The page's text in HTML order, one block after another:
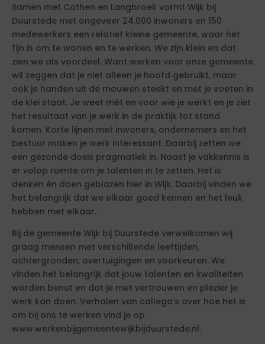
Samen met Cothen en Langbroek vormt Wijk bij
Duurstede met ongeveer 24.000 inwoners en 150
medewerkers een relatief kleine gemeente, waar het
fijn is om te wonen en te werken. We zijn klein en dat
zien we als voordeel. Want werken voor onze gemeente
wil zeggen dat je niet alleen je hoofd gebruikt, maar
ook je handen uit de mouwen steekt en met je voeten in
de klei staat. Je weet mét en voor wie je werkt en je ziet
het resultaat van je werk in de praktijk tot stand
komen. Korte lijnen met inwoners, ondernemers en het
bestuur maken je werk interessant. Daarbij zetten we
een gezonde dosis pragmatiek in. Naast je vakkennis is
er volop ruimte om je talenten in te zetten. Het is
denken én doen geblazen hier in Wijk. Daarbij vinden we
het belangrijk dat we elkaar goed kennen en het leuk
hebben met elkaar.
Bij de gemeente Wijk bij Duurstede verwelkomen wij
graag mensen met verschillende leeftijden,
achtergronden, overtuigingen en voorkeuren. We
vinden het belangrijk dat jouw talenten en kwaliteiten
worden benut en dat je met vertrouwen en plezier je
werk kan doen. Verhalen van collega’s over hoe het is
om bij ons te werken vind je op
www.werkenbijgemeentewijkbijduurstede.nl.